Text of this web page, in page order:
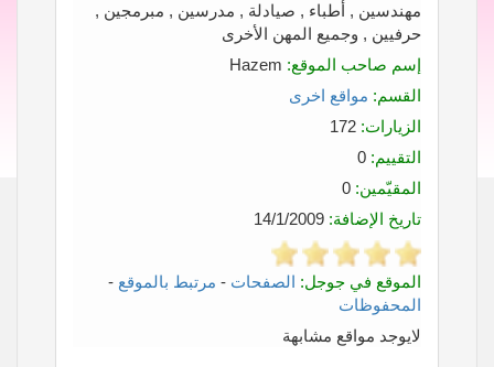
مهندسين , أطباء , صيادلة , مدرسين , مبرمجين ,
حرفيين , وجميع المهن الأخرى
إسم صاحب الموقع:
القسم: مواقع اخرى
الزيارات:
التقييم:
المقيّمين:
تاريخ الإضافة:
الموقع في جوجل: الصفحات - مرتبط بالموقع -
المحفوظات
لايوجد مواقع مشابهة